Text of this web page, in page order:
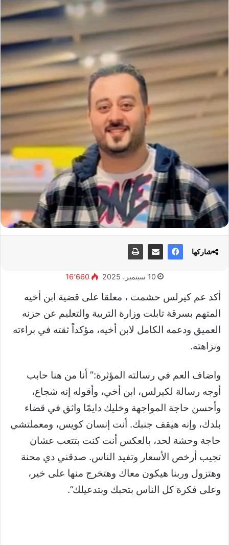
10 سبتمبر، 2025 16٬660
أكد عم كيرلس حشمت ، معلقا على قضية ابن أخيه
المتهم بسرقة تابلت وزارة التربية والتعليم عن حزنه
العميق ودعمه الكامل لابن أخيه، مؤكداً ثقته في براءته
ونزاهته.
واضاف العم في رسالته المؤثرة:” أنا من هنا حابب
أوجه رسالة لكيرلس، ابن أخي، وأقوله إنه شجاع،
وأحسن حاجة المواجهة وخليك دايمًا واثق في قضاء
بلدك، وإنه هيقف جنبك. أنت إنسان كويس، ومعملتشي
حاجة وحشة لحد، بالعكس أنت كنت بتتعب عشان
تجيب أرخص الأسعار وتفيد الناس. صدقني دي محنة
وهتزول وربنا هيكون معاك وهتخرج منها على خير،
وعلى فكرة كل الناس بتحبك وبتدعيلك”.
شاركها